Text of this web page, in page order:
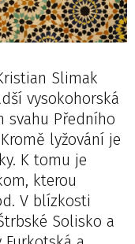
Slimak
vysokohorská
svahu Předního
lyžování je
K tomu je
kterou
V blízkosti
Solisko a